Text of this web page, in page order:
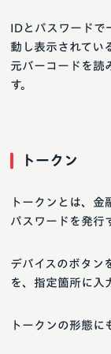
IDとパスワードで
動し表示されてい
元バーコードを読
す。
トークン
トークンとは、
パスワードを発行
デバイスのボタン
を、指定箇所に入
トークンの形態に